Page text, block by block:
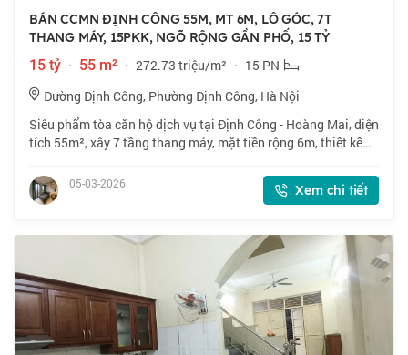
BÁN CCMN ĐỊNH CÔNG 55M, MT 6M, LÔ GÓC, 7T
THANG MÁY, 15PKK, NGÕ RỘNG GẦN PHỐ, 15 TỶ
15 tỷ · 55 m² · 272.73 triệu/m² · 15 PN
Đường Định Công, Phường Định Công, Hà Nội
Siêu phẩm tòa căn hộ dịch vụ tại Định Công - Hoàng Mai, diện
tích 55m², xây 7 tầng thang máy, mặt tiền rộng 6m, thiết kế
chính, ô tô chỉ
05-03-2026 Xem chi tiết